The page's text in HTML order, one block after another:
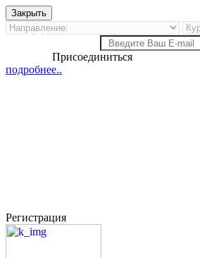
Закрыть
13569
Присоединиться
подробнее..
Регистрация